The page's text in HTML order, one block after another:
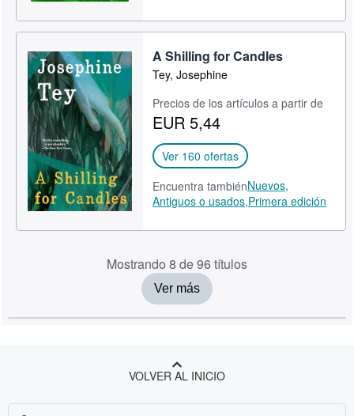
A Shilling for Candles
Tey, Josephine
Precios de los artículos a partir de
EUR 5,44
Ver 160 ofertas
Encuentra tambiénNuevos,
Antiguos o usados,Primera edición
Mostrando 8 de 96 títulos
Ver más
VOLVER AL INICIO